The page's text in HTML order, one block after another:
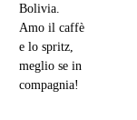
Bolivia.
Amo il caffè
e lo spritz,
meglio se in
compagnia!